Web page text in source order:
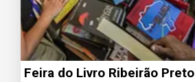
Feira do Livro Ribeirão Preto